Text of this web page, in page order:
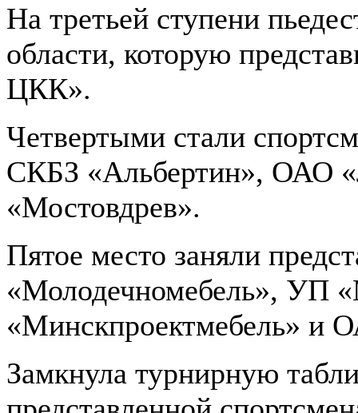
На третьей ступени
области, которую
ЦКК».
Четвертыми стали
СКБЗ «Альбертин», ОАО
«Мостовдрев».
Пятое место заняли
«Молодечномебель», УП
«Минскпроектмебель» и
Замкнула турнирную